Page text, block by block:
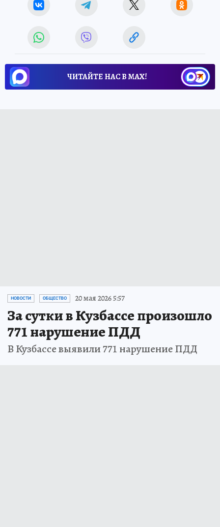
ЧИТАЙТЕ НАС В МАХ!
НОВОСТИ ОБЩЕСТВО 20 мая 2026 5:57
За сутки в Кузбассе произошло
771 нарушение ПДД
В Кузбассе выявили 771 нарушение ПДД